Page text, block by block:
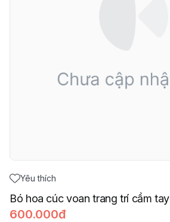
Yêu thích
Bó hoa cúc voan trang trí cầm tay
600.000đ